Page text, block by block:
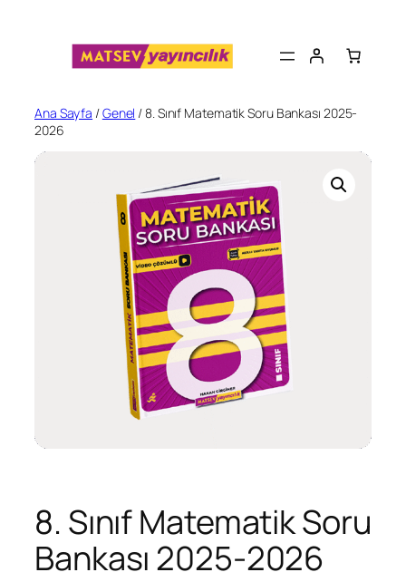
Ana Sayfa /Genel / 8. Sınıf Matematik Soru Bankası 2025-
2026
8. Sınıf Matematik Soru
Bankası 2025-2026